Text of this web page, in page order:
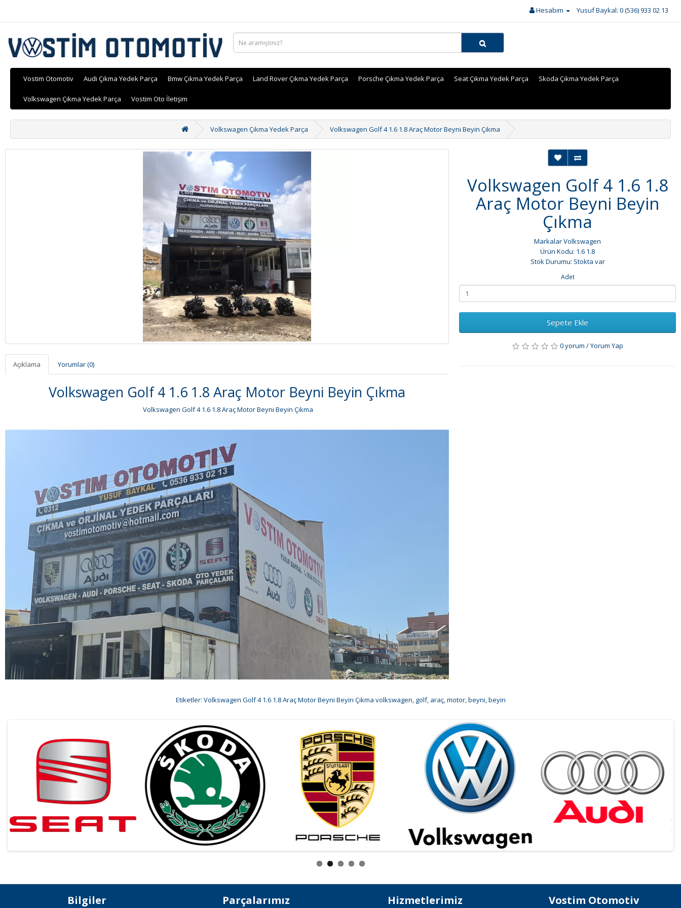
Hesabım Yusuf Baykal: 0 (536) 933 02 13
Vostim Otomotiv Audi Çıkma Yedek Parça Bmw Çıkma Yedek Parça Land Rover Çıkma Yedek Parça Porsche Çıkma Yedek Parça Seat Çıkma Yedek Parça Skoda Çıkma Yedek Parça
Volkswagen Çıkma Yedek Parça Vostim Oto İletişim
Volkswagen Çıkma Yedek Parça Volkswagen Golf 4 1.6 1.8 Araç Motor Beyni Beyin Çıkma
Açıklama Yorumlar (0)
Volkswagen Golf 4 1.6 1.8 Araç Motor Beyni Beyin Çıkma
Volkswagen Golf 4 1.6 1.8 Araç Motor Beyni Beyin Çıkma
Volkswagen Golf 4 1.6 1.8
Araç Motor Beyni Beyin
Çıkma
MarkalarVolkswagen
Ürün Kodu: 1.6 1.8
Stok Durumu: Stokta var
Adet
Sepete Ekle
0 yorum /Yorum Yap
Etiketler: Volkswagen Golf 4 1.6 1.8 Araç Motor Beyni Beyin Çıkma volkswagen, golf, araç,motor,beyni,beyin
Bilgiler Parçalarımız Hizmetlerimiz Vostim Otomotiv